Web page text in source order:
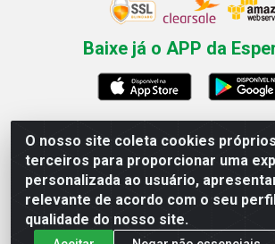
O nosso site coleta cookies
terceiros para proporcionar uma
personalizada ao usuário,
relevante de acordo com o seu
qualidade do nosso site.
Baixe já o APP da
Esperança Nordeste - Rua Professor
Estância - Recife / PE CEP: 50771-
03.666.136/0001-23